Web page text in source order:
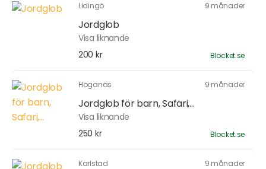
Lidingö 9 månader
Jordglob
Visa liknande
200 kr
Blocket.se
Höganäs 9 månader
Jordglob för barn, Safari,...
Visa liknande
250 kr
Blocket.se
Karlstad 9 månader